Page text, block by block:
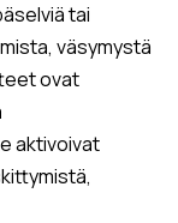
tai
väsymystä
ovat
aktivoivat